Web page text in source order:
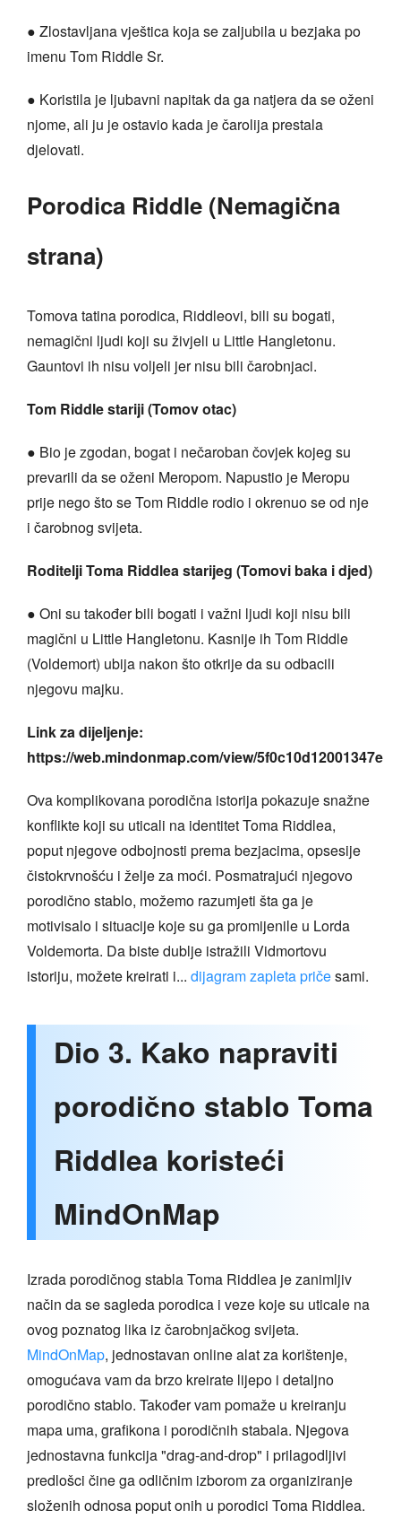
● Zlostavljana vještica koja se zaljubila u bezjaka po
imenu Tom Riddle Sr.
● Koristila je ljubavni napitak da ga natjera da se oženi
njome, ali ju je ostavio kada je čarolija prestala
djelovati.
Porodica Riddle (Nemagična
strana)
Tomova tatina porodica, Riddleovi, bili su bogati,
nemagični ljudi koji su živjeli u Little Hangletonu.
Gauntovi ih nisu voljeli jer nisu bili čarobnjaci.
Tom Riddle stariji (Tomov otac)
● Bio je zgodan, bogat i nečaroban čovjek kojeg su
prevarili da se oženi Meropom. Napustio je Meropu
prije nego što se Tom Riddle rodio i okrenuo se od nje
i čarobnog svijeta.
Roditelji Toma Riddlea starijeg (Tomovi baka i djed)
● Oni su također bili bogati i važni ljudi koji nisu bili
magični u Little Hangletonu. Kasnije ih Tom Riddle
(Voldemort) ubija nakon što otkrije da su odbacili
njegovu majku.
Link za dijeljenje:
https://web.mindonmap.com/view/5f0c10d12001347e
Ova komplikovana porodična istorija pokazuje snažne
konflikte koji su uticali na identitet Toma Riddlea,
poput njegove odbojnosti prema bezjacima, opsesije
čistokrvnošću i želje za moći. Posmatrajući njegovo
porodično stablo, možemo razumjeti šta ga je
motivisalo i situacije koje su ga promijenile u Lorda
Voldemorta. Da biste dublje istražili Vidmortovu
istoriju, možete kreirati i... dijagram zapleta pričesami.
Dio 3. Kako napraviti
porodično stablo Toma
Riddlea koristeći
MindOnMap
Izrada porodičnog stabla Toma Riddlea je zanimljiv
način da se sagleda porodica i veze koje su uticale na
ovog poznatog lika iz čarobnjačkog svijeta.
MindOnMap, jednostavan online alat za korištenje,
omogućava vam da brzo kreirate lijepo i detaljno
porodično stablo. Također vam pomaže u kreiranju
mapa uma, grafikona i porodičnih stabala. Njegova
jednostavna funkcija "drag-and-drop" i prilagodljivi
predlošci čine ga odličnim izborom za organiziranje
složenih odnosa poput onih u porodici Toma Riddlea.